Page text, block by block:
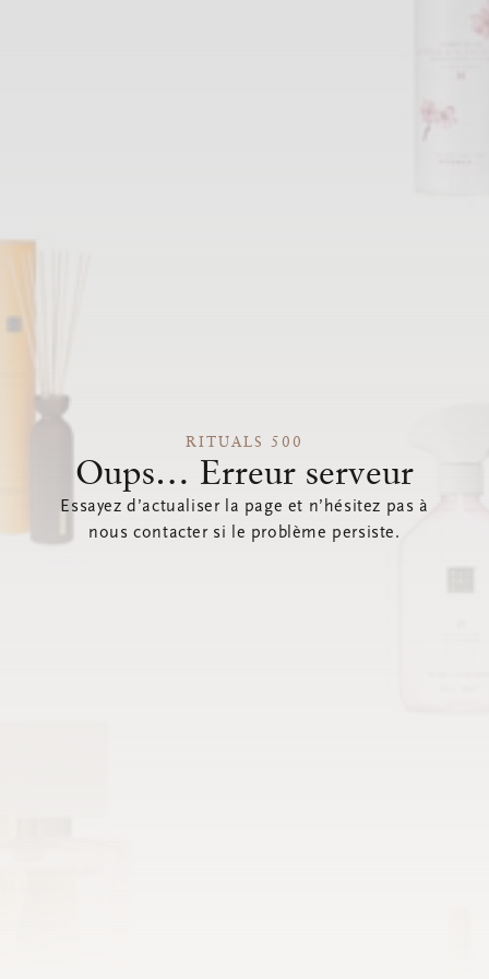
RITUALS 500
Oups… Erreur serveur
Essayez d’actualiser la page et n’hésitez pas à
nous contacter si le problème persiste.